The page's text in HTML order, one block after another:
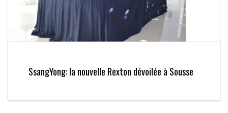
SsangYong: la nouvelle Rexton dévoilée à Sousse